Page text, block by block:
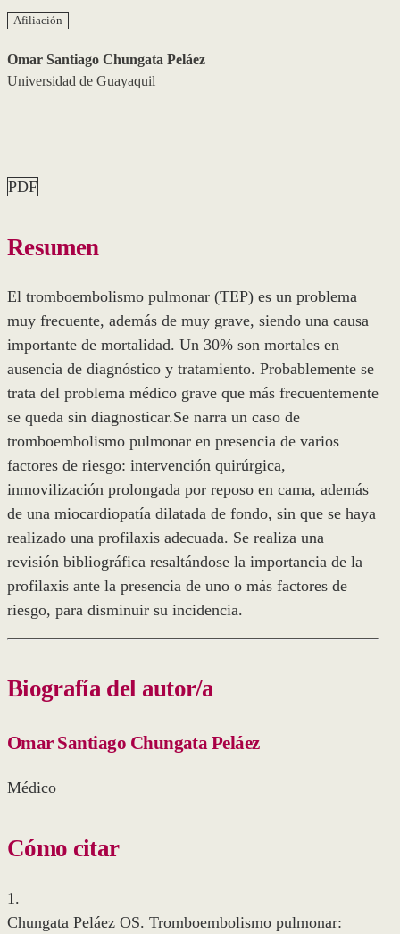
Afiliación
Omar Santiago Chungata Peláez
Universidad de Guayaquil
PDF
Resumen
El tromboembolismo pulmonar (TEP) es un problema
muy frecuente, además de muy grave, siendo una causa
importante de mortalidad. Un 30% son mortales en
ausencia de diagnóstico y tratamiento. Probablemente se
trata del problema médico grave que más frecuentemente
se queda sin diagnosticar.Se narra un caso de
tromboembolismo pulmonar en presencia de varios
factores de riesgo: intervención quirúrgica,
inmovilización prolongada por reposo en cama, además
de una miocardiopatía dilatada de fondo, sin que se haya
realizado una profilaxis adecuada. Se realiza una
revisión bibliográfica resaltándose la importancia de la
profilaxis ante la presencia de uno o más factores de
riesgo, para disminuir su incidencia.
Biografía del autor/a
Omar Santiago Chungata Peláez
Médico
Cómo citar
1.
Chungata Peláez OS. Tromboembolismo pulmonar: